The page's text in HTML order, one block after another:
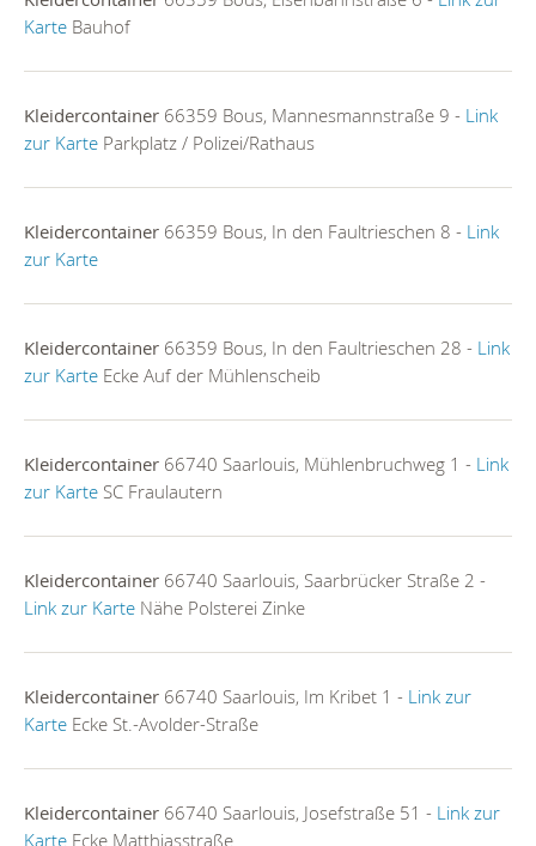
Karte Bauhof
Kleidercontainer 66359 Bous, Mannesmannstraße 9 - Link
zur Karte Parkplatz / Polizei/Rathaus
Kleidercontainer 66359 Bous, In den Faultrieschen 8 - Link
zur Karte
Kleidercontainer 66359 Bous, In den Faultrieschen 28 - Link
zur Karte Ecke Auf der Mühlenscheib
Kleidercontainer 66740 Saarlouis, Mühlenbruchweg 1 - Link
zur Karte SC Fraulautern
Kleidercontainer 66740 Saarlouis, Saarbrücker Straße 2 -
Link zur Karte Nähe Polsterei Zinke
Kleidercontainer 66740 Saarlouis, Im Kribet 1 - Link zur
Karte Ecke St.-Avolder-Straße
Kleidercontainer 66740 Saarlouis, Josefstraße 51 - Link zur
Karte Ecke Matthiasstraße